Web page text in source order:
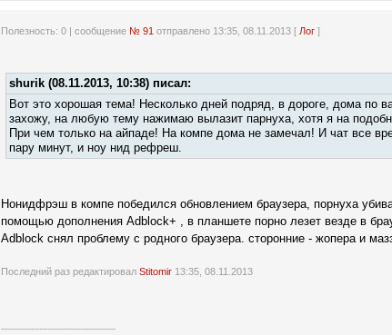
Полезность: 0| сообщение № 91 отправлено 13:35, 08.11.2013 [ Лог]
shurik (08.11.2013, 10:38) писал:
Вот это хорошая тема! Несколько дней подряд, в дороге, дома по
захожу, на любую тему нажимаю вылазит парнуха, хотя я на
При чем только на айпаде! На компе дома не замечал! И чат все
пару минут, и ноу нид рефреш.
Нонидфрэш в компе победился обновлением браузера, порнуха
помощью дополнения Adblock+ , в планшете порно лезет везде в
Adblock снял проблему с родного браузера. сторонние - жопера и
Последний раз редактировал Stitomir13:35, 08.11.2013
------------------------------------------